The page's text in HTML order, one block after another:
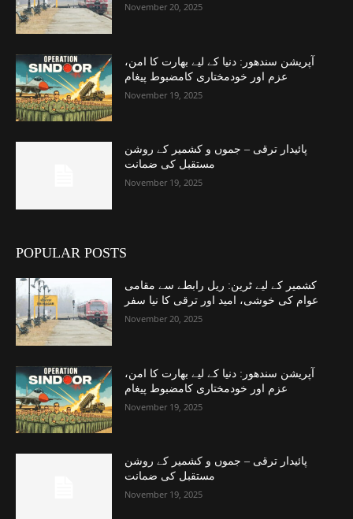
November 20, 2025
آپریشن سندھور: دنیا کے لیے بھارت کا امن،
عزم اور خودمختاری کامضبوط پیغام
November 19, 2025
پائیدار ترقی – جموں و کشمیر کے روشن
مستقبل کی ضمانت
November 19, 2025
POPULAR POSTS
کشمیر کے لیے ٹرین: ریل رابطے سے مقامی
عوام کی خوشی، امید اور ترقی کا نیا سفر
November 20, 2025
آپریشن سندھور: دنیا کے لیے بھارت کا امن،
عزم اور خودمختاری کامضبوط پیغام
November 19, 2025
پائیدار ترقی – جموں و کشمیر کے روشن
مستقبل کی ضمانت
November 19, 2025